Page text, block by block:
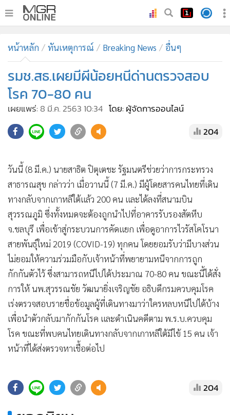
ทันเหตุการณ์
• ภาคใต้
•
Online Section
• ผู้จัดการรายวัน
• ละคร
• CbizReview
• Cyber BIZ
• ผู้จัดกวน
• Good health & Well-being
• Green Innovation & SD
• Management & HR
• MGR Live
• Infographic
• การเมือง
•
ท่องเที่ยว
กีฬา
• เศรษฐกิจ-ธุรกิจ
หน้าหลัก ทันเหตุการณ์ Breaking News อื่นๆ
รมช.สธ.เผยมีผีน้อยหนีด่านตรวจสอบ
โรค 70-80 คน
เผยแพร่: 8 มี.ค. 2563 10:34 โดย: ผู้จัดการออนไลน์
204
วันนี้ (8 มี.ค.) นายสาธิต ปิตุเตชะ รัฐมนตรีช่วยว่าการกระทรวง
สาธารณสุข กล่าวว่า เมื่อวานนี้ (7 มี.ค.) มีผู้โดยสารคนไทยที่เดิน
ทางกลับจากเกาหลีใต้แล้ว 200 คน และได้ลงที่สนามบิน
สุวรรณภูมิ ซึ่งทั้งหมดจะต้องถูกนำไปที่อาคารรับรองสัตหีบ
จ.ชลบุรี เพื่อเข้าสู่กระบวนการคัดแยก เพื่อดูอาการไวรัสโคโรนา
สายพันธุ์ใหม่ 2019 (COVID-19) ทุกคน โดยยอมรับว่ามีบางส่วน
ไม่ยอมให้ความร่วมมือกับเจ้าหน้าที่พยายามหนีจากการถูก
กักกันตัวไว้ ซึ่งสามารถหนีไปได้ประมาณ 70-80 คน ขณะนี้ได้สั่ง
การให้ นพ.สุวรรณชัย วัฒนายิ่งเจริญชัย อธิบดีกรมควบคุมโรค
เร่งตรวจสอบรายชื่อข้อมูลผู้ที่เดินทางมาว่าใครหลบหนีไปได้บ้าง
เพื่อนำตัวกลับมากักกันโรค และดำเนินคดีตาม พ.ร.บ.ควบคุม
โรค ขณะที่พบคนไทยเดินทางกลับจากเกาหลีใต้มีไข้ 15 คน เจ้า
หน้าที่ได้ส่งตรวจหาเชื้อต่อไป
204